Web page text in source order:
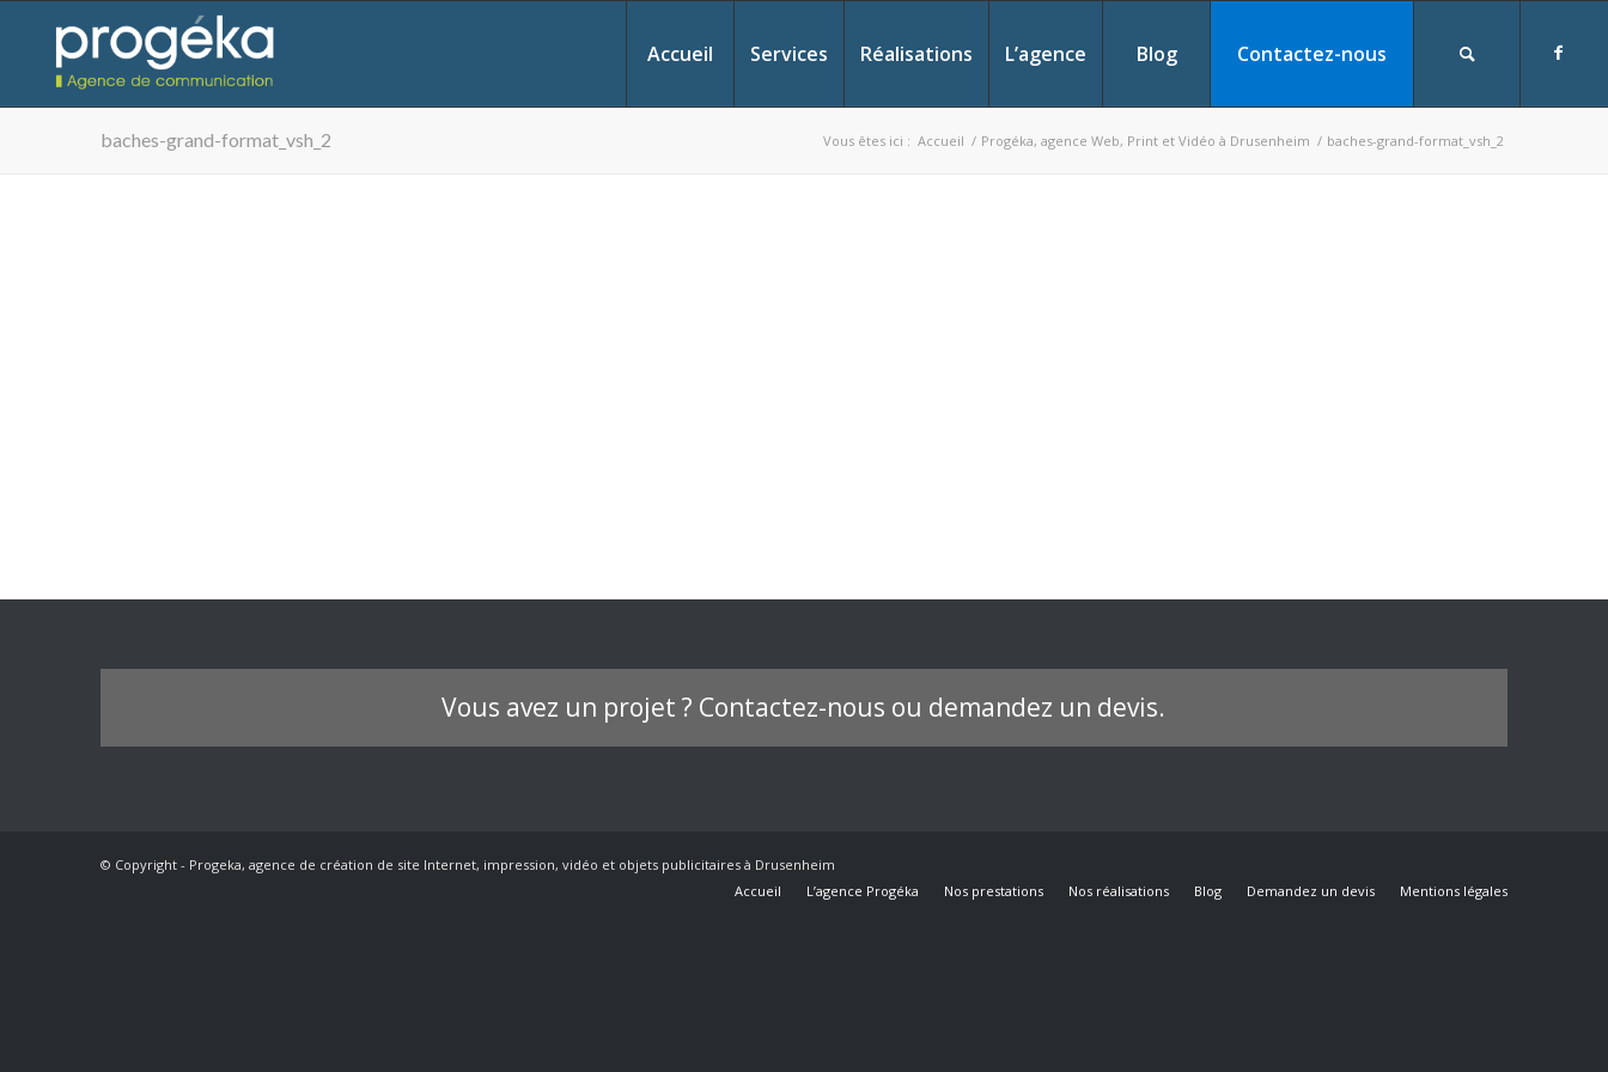
Accueil Services Réalisations L’agence Blog Contactez-nous
baches-grand-format_vsh_2 Vous êtes ici : Accueil / Progéka, agence Web, Print et Vidéo à Drusenheim / baches-grand-format_vsh_2
Vous avez un projet ? Contactez-nous ou demandez un devis.
© Copyright - Progeka, agence de création de site Internet, impression, vidéo et objets publicitaires à Drusenheim
Accueil
L’agence Progéka Nos prestations Nos réalisations Blog Demandez un devis Mentions légales